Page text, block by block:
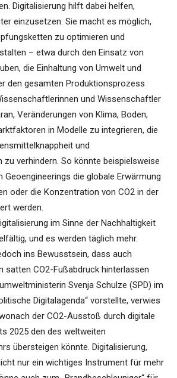
Digitalisierung hilft dabei helfen,
einzusetzen. Sie macht es möglich,
zu optimieren und
– etwa durch den Einsatz von
die Einhaltung von Umwelt und
den gesamten Produktionsprozess
und Wissenschaftler
Veränderungen von Klima, Boden,
in Modelle zu integrieren, die
und
zu verhindern. So könnte beispielsweise
die globale Erwärmung
oder die Konzentration von CO2 in der
werden.
im Sinne der Nachhaltigkeit
und es werden täglich mehr.
ins Bewusstsein, dass auch
satten CO2-Fußabdruck hinterlassen
Svenja Schulze (SPD) im
Digitalagenda“ vorstellte, verwies
der CO2-Ausstoß durch digitale
2025 den des weltweiten
übersteigen könnte. Digitalisierung,
nur ein wichtiges Instrument für mehr